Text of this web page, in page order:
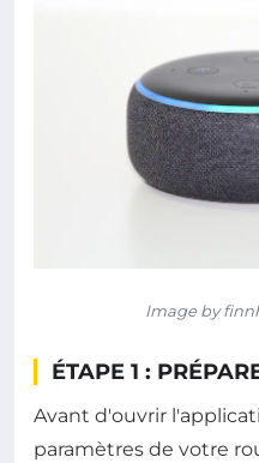
Image by
ÉTAPE 1 :
Avant d'ouvrir
paramètres de votre